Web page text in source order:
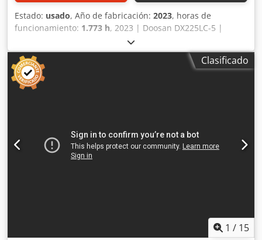
Estado: usado, Año de fabricación: 2023, horas de
funcionamiento: 1.773 h, 2023 | Doosan DX225LC-5 |
Excavadora sobre orugas usada | 1773 horas 📍Ubicación:
Francia 🚛 Posibilidad de entrega en su destino. ¡Utilice
nuestra calculadora de envíos para estimar los costos de
transporte! 💰 Compre ahora por 140.000 EUR o haga una
oferta. Pago al momento de la entrega disponible por una
Comentario del inspector: Máquina con muy pocas horas
de uso, en muy buen estado, todo en perfecto estado. 📄
¿Desea ver la inspección completa, fotos adicionales o un
devolución del dinero ✔ Opciones de pago seguras y
Clasificado
1 / 15